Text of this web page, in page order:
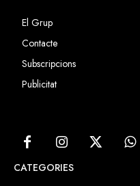
El Grup
Contacte
Subscripcions
Publicitat
CATEGORIES